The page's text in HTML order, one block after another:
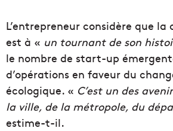
L’entrepreneur considère que la
est à « un tournant de son
le nombre de start-up
d’opérations en faveur du
écologique. « C’est un des
la ville, de la métropole, du
estime-t-il.